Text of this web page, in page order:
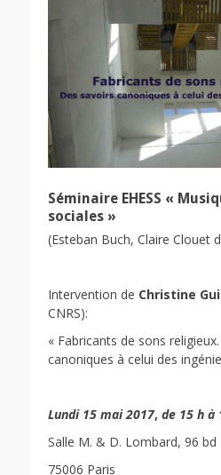
Séminaire EHESS «
sociales »
(Esteban Buch, Claire Clouet
Intervention de Christine
CNRS):
« Fabricants de sons
canoniques à celui des
Lundi 15 mai 2017, de 15 h à
Salle M. & D. Lombard, 96 bd
75006 Paris